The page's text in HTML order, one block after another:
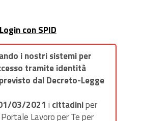
Login con SPID
i nostri sistemi per
tramite identità
dal Decreto-Legge
03/2021 i cittadiniper
Lavoro per Te per